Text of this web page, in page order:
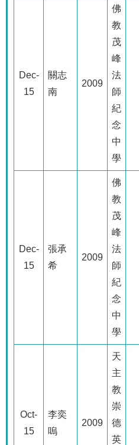
Dec-
15
關志
南
2009
佛
教
茂
峰
法
師
紀
念
中
學
Dec-
15
張承
希
2009
佛
教
茂
峰
法
師
紀
念
中
學
Oct-
15
李奕
嗚
2009
天
主
教
崇
德
英